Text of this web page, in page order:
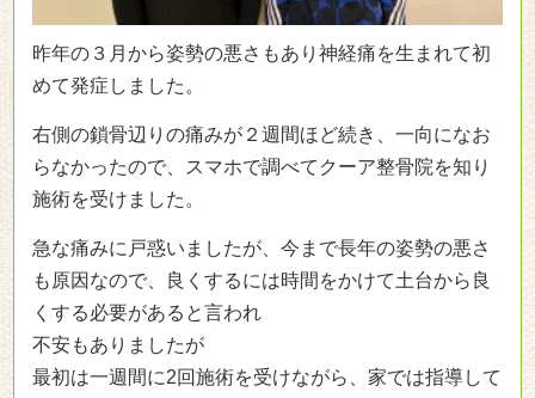
昨年の３月から姿勢の悪さもあり神経痛を生まれて初
めて発症しました。
右側の鎖骨辺りの痛みが２週間ほど続き、一向になお
らなかったので、スマホで調べてクーア整骨院を知り
施術を受けました。
急な痛みに戸惑いましたが、今まで長年の姿勢の悪さ
も原因なので、良くするには時間をかけて土台から良
くする必要があると言われ
不安もありましたが
最初は一週間に2回施術を受けながら、家では指導して